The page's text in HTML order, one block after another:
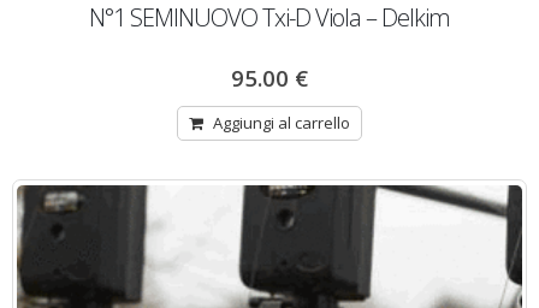
N°1 SEMINUOVO Txi-D Viola – Delkim
95.00 €
Aggiungi al carrello